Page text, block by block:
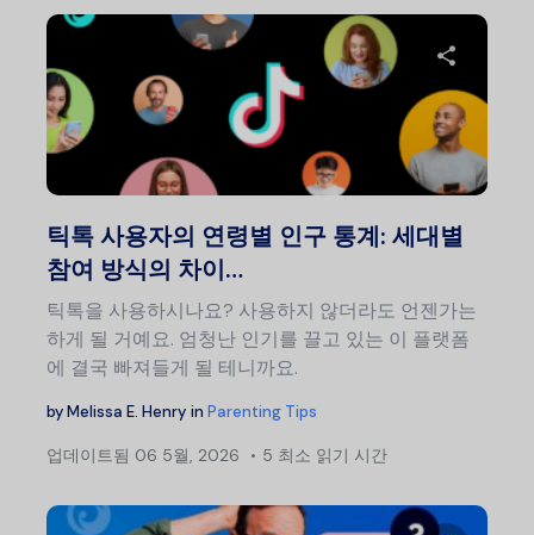
이 글
틱톡 사용자의 연령별 인구 통계: 세대별
참여 방식의 차이…
틱톡을 사용하시나요? 사용하지 않더라도 언젠가는
하게 될 거예요. 엄청난 인기를 끌고 있는 이 플랫폼
에 결국 빠져들게 될 테니까요.
byMelissa E. Henry in Parenting Tips
업데이트됨 06 5월, 2026 5 최소 읽기 시간